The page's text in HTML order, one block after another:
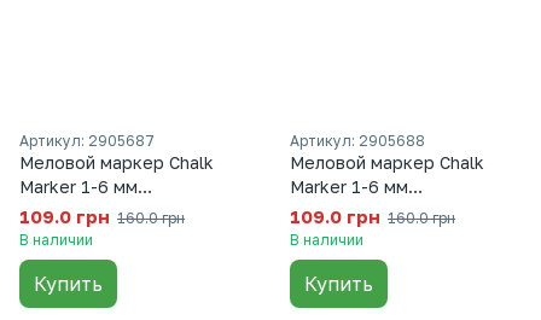
Артикул: 2905687
Меловой маркер Chalk
Marker 1-6 мм
двусторонний стираемый
Оранжевый
109.0 грн 160.0 грн
В наличии
Купить
Артикул: 2905688
Меловой маркер Chalk
Marker 1-6 мм
двусторонний стираемый
Красный
109.0 грн 160.0 грн
В наличии
Купить